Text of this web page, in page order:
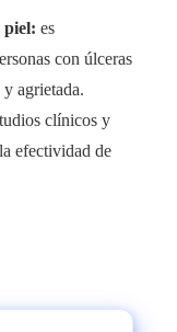
piel: es
con úlceras
agrietada.
clínicos y
efectividad de